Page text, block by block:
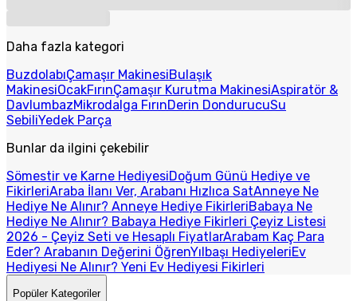
Daha fazla kategori
BuzdolabıÇamaşır MakinesiBulaşık
MakinesiOcakFırınÇamaşır Kurutma MakinesiAspiratör &
DavlumbazMikrodalga FırınDerin DondurucuSu
SebiliYedek Parça
Bunlar da ilgini çekebilir
Sömestir ve Karne HediyesiDoğum Günü Hediye ve
FikirleriAraba İlanı Ver, Arabanı Hızlıca SatAnneye Ne
Hediye Ne Alınır? Anneye Hediye FikirleriBabaya Ne
Hediye Ne Alınır? Babaya Hediye Fikirleri Çeyiz Listesi
2026 - Çeyiz Seti ve Hesaplı FiyatlarArabam Kaç Para
Eder? Arabanın Değerini ÖğrenYılbaşı HediyeleriEv
Hediyesi Ne Alınır? Yeni Ev Hediyesi Fikirleri
Popüler Kategoriler